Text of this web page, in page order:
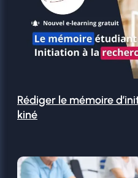
Rédiger le mémoire
kiné